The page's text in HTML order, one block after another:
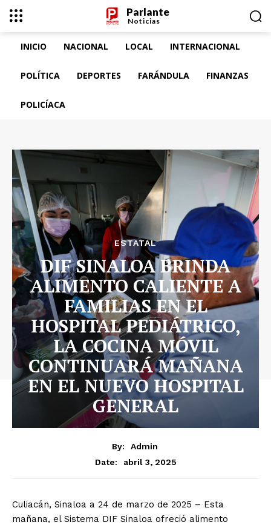
Parlante
Noticias
INICIO NACIONAL LOCAL INTERNACIONAL
POLÍTICA DEPORTES FARÁNDULA FINANZAS
POLICÍACA
ESTATAL
DIF SINALOA BRINDA
ALIMENTO CALIENTE A
FAMILIAS EN EL
HOSPITAL PEDIÁTRICO,
LA COCINA MÓVIL
CONTINUARÁ MAÑANA
EN EL NUEVO HOSPITAL
GENERAL
By:
Admin
Date:
abril 3, 2025
Culiacán, Sinaloa a 24 de marzo de 2025 – Esta
mañana, el Sistema DIF Sinaloa ofreció alimento